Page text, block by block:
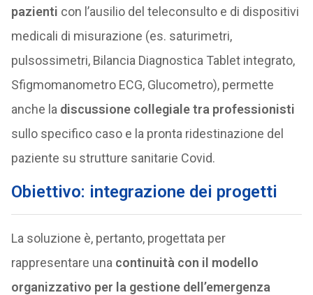
pazienti con l’ausilio del teleconsulto e di dispositivi
medicali di misurazione (es. saturimetri,
pulsossimetri, Bilancia Diagnostica Tablet integrato,
Sfigmomanometro ECG, Glucometro), permette
anche la discussione collegiale tra professionisti
sullo specifico caso e la pronta ridestinazione del
paziente su strutture sanitarie Covid.
Obiettivo: integrazione dei progetti
La soluzione è, pertanto, progettata per
rappresentare una continuità con il modello
organizzativo per la gestione dell’emergenza